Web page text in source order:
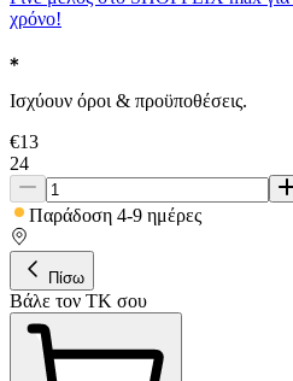
χρόνο!
Ισχύουν όροι & προϋποθέσεις.
€13
24
Παράδοση 4-9 ημέρες
Πίσω
Βάλε τον ΤΚ σου